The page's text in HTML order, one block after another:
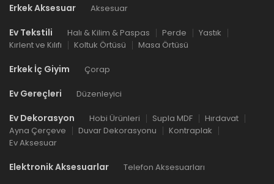
Erkek Aksesuar Aksesuar
Ev Tekstili Halı & Kilim & Paspas Perde
Yastık
Kırlent ve Kılıfı
Koltuk Örtüsü Masa Örtüsü
Erkek İç Giyim Çorap
Ev Gereçleri Düzenleyici
Ev Dekorasyon Hobi Ürünleri Supla MDF
Hırdavat
Ayna Çerçeve
Duvar Dekorasyonu
Kontraplak
Ev Aksesuar
Elektronik Aksesuarlar Telefon Aksesuarları